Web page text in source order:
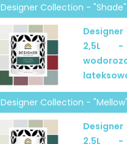
Designer Collection -
2,5L -
Designer Collection -
2,5L -